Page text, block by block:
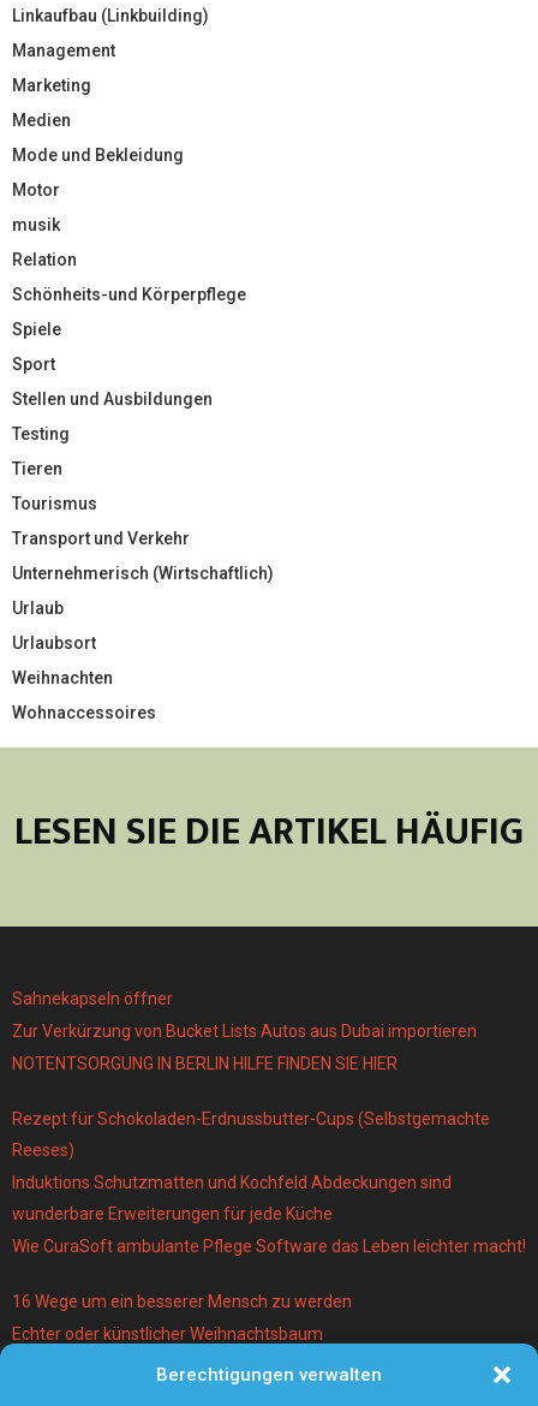
Berechtigungen verwalten
Linkaufbau (Linkbuilding)
Management
Marketing
Medien
Mode und Bekleidung
Motor
musik
Relation
Schönheits-und Körperpflege
Spiele
Sport
Stellen und Ausbildungen
Testing
Tieren
Tourismus
Transport und Verkehr
Unternehmerisch (Wirtschaftlich)
Urlaub
Urlaubsort
Weihnachten
Wohnaccessoires
LESEN SIE DIE ARTIKEL HÄUFIG
Sahnekapseln öffner
Zur Verkürzung von Bucket Lists Autos aus Dubai importieren
NOTENTSORGUNG IN BERLIN HILFE FINDEN SIE HIER
Rezept für Schokoladen-Erdnussbutter-Cups (Selbstgemachte
Reeses)
Induktions Schutzmatten und Kochfeld Abdeckungen sind
wunderbare Erweiterungen für jede Küche
Wie CuraSoft ambulante Pflege Software das Leben leichter macht!
16 Wege um ein besserer Mensch zu werden
Echter oder künstlicher Weihnachtsbaum
Warum lohnt es sich einen Magier und Mentalist zu buchen?